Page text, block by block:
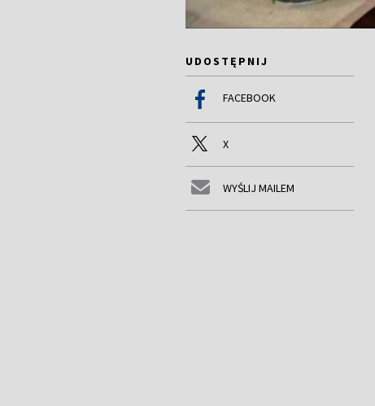
UDOSTĘPNIJ
FACEBOOK
X
WYŚLIJ MAILEM